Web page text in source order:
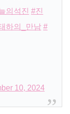
의석진 #진
하의_만남 #
10, 2024